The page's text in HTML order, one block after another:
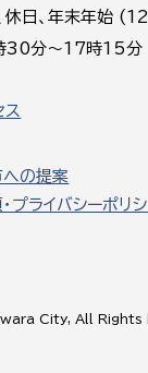
休日、年末年始
30分～17時15分
ス
への提案
プライバシーポリ
City, All Rights